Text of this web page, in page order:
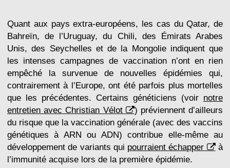
Quant aux pays extra-européens, les cas du Qatar, de
Bahreïn, de l’Uruguay, du Chili, des Émirats Arabes
Unis, des Seychelles et de la Mongolie indiquent que
les intenses campagnes de vaccination n’ont en rien
empêché la survenue de nouvelles épidémies qui,
contrairement à l’Europe, ont été parfois plus mortelles
que les précédentes. Certains généticiens (voir notre
entretien avec Christian Vélot
) préviennent d’ailleurs
du risque que la vaccination générale (avec des vaccins
génétiques à ARN ou ADN) contribue elle-même au
développement de variants qui pourraient échapper
à
l’immunité acquise lors de la première épidémie.